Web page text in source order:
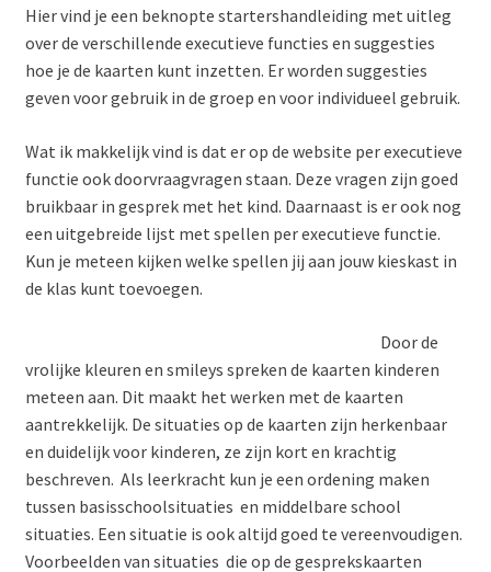
Hier vind je een beknopte startershandleiding met uitleg
over de verschillende executieve functies en suggesties
hoe je de kaarten kunt inzetten. Er worden suggesties
geven voor gebruik in de groep en voor individueel gebruik.
Wat ik makkelijk vind is dat er op de website per executieve
functie ook doorvraagvragen staan. Deze vragen zijn goed
bruikbaar in gesprek met het kind. Daarnaast is er ook nog
een uitgebreide lijst met spellen per executieve functie.
Kun je meteen kijken welke spellen jij aan jouw kieskast in
de klas kunt toevoegen.
Door de
vrolijke kleuren en smileys spreken de kaarten kinderen
meteen aan. Dit maakt het werken met de kaarten
aantrekkelijk. De situaties op de kaarten zijn herkenbaar
en duidelijk voor kinderen, ze zijn kort en krachtig
beschreven. Als leerkracht kun je een ordening maken
tussen basisschoolsituaties en middelbare school
situaties. Een situatie is ook altijd goed te vereenvoudigen.
Voorbeelden van situaties die op de gesprekskaarten